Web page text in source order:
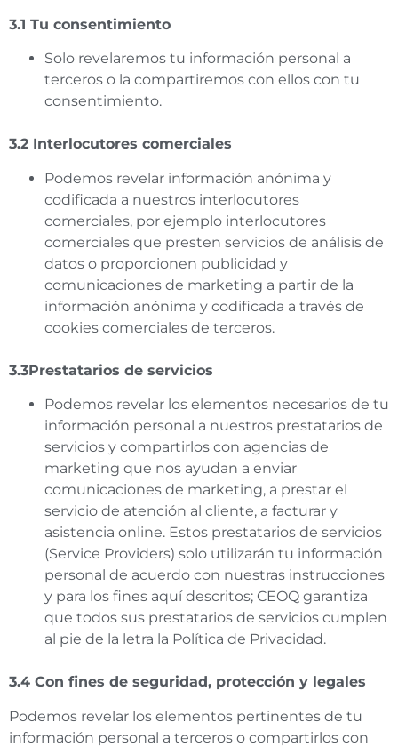
3.1 Tu consentimiento
Solo revelaremos tu información personal a
terceros o la compartiremos con ellos con tu
consentimiento.
3.2 Interlocutores comerciales
Podemos revelar información anónima y
codificada a nuestros interlocutores
comerciales, por ejemplo interlocutores
comerciales que presten servicios de análisis de
datos o proporcionen publicidad y
comunicaciones de marketing a partir de la
información anónima y codificada a través de
cookies comerciales de terceros.
3.3Prestatarios de servicios
Podemos revelar los elementos necesarios de tu
información personal a nuestros prestatarios de
servicios y compartirlos con agencias de
marketing que nos ayudan a enviar
comunicaciones de marketing, a prestar el
servicio de atención al cliente, a facturar y
asistencia online. Estos prestatarios de servicios
(Service Providers) solo utilizarán tu información
personal de acuerdo con nuestras instrucciones
y para los fines aquí descritos; CEOQ garantiza
que todos sus prestatarios de servicios cumplen
al pie de la letra la Política de Privacidad.
3.4 Con fines de seguridad, protección y legales
Podemos revelar los elementos pertinentes de tu
información personal a terceros o compartirlos con